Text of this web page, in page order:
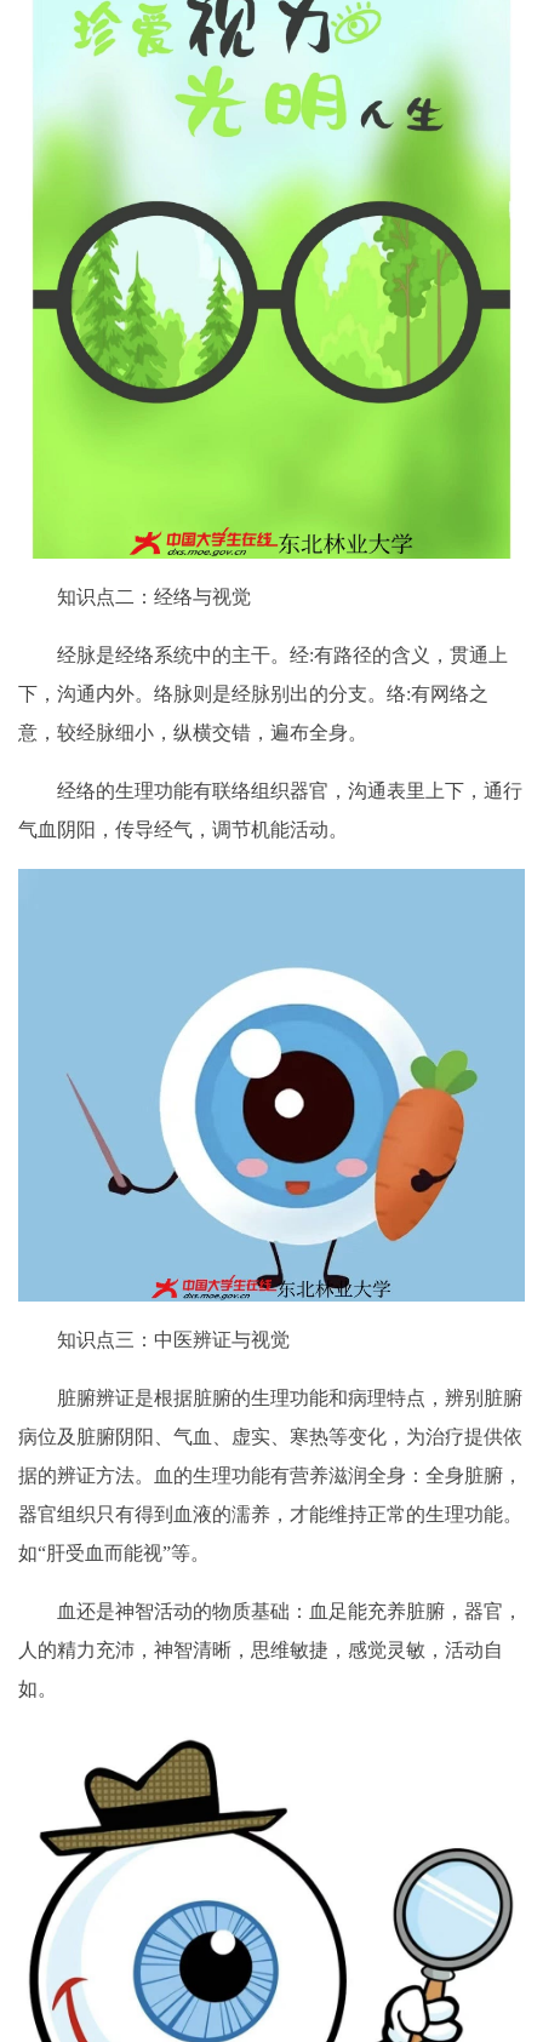
知识点二：经络与视觉
经脉是经络系统中的主干。经:有路径的含义，贯通上
下，沟通内外。 络脉则是经脉别出的分支。络:有网络之
意，较经脉细小，纵横交错，遍布全身。
经络的生理功能有联络组织器官，沟通表里上下， 通行
气血阴阳， 传导经气， 调节机能活动。
知识点三：中医辨证与视觉
脏腑辨证是根据脏腑的生理功能和病理特点，辨别脏腑
病位及脏腑阴阳、气血、虚实、寒热等变化，为治疗提供依
据的辨证方法。血的生理功能有营养滋润全身：全身脏腑，
器官组织只有得到血液的濡养，才能维持正常的生理功能。
如“肝受血而能视”等。
血还是神智活动的物质基础：血足能充养脏腑，器官，
人的精力充沛，神智清晰，思维敏捷，感觉灵敏，活动自
如。